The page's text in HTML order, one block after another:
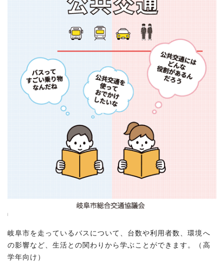
岐阜市を走っているバスについて、台数や利用者数、環境へ
の影響など、生活との関わりから学ぶことができます。（高
学年向け）